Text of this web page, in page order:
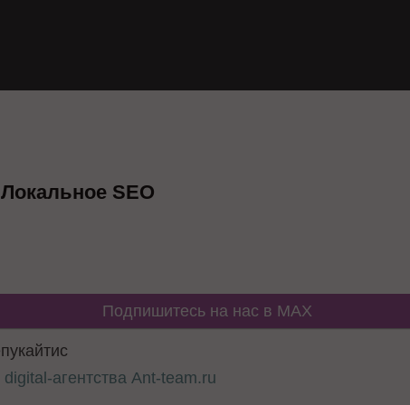
SEO
Подпишитесь на нас в MAX
digital-агентства Ant-team.ru